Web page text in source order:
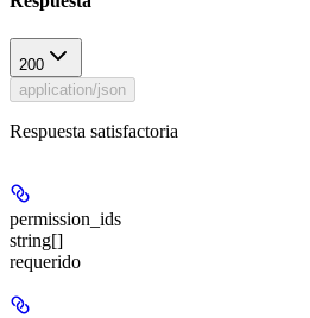
200
application/json
Respuesta satisfactoria
permission_ids
string[]
requerido